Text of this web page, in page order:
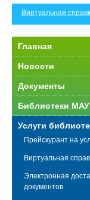
Виртуальная
Главная
Новости
Документы
Библиотеки
Услуги
Прейскурант на
Виртуальная
Электронная
документов